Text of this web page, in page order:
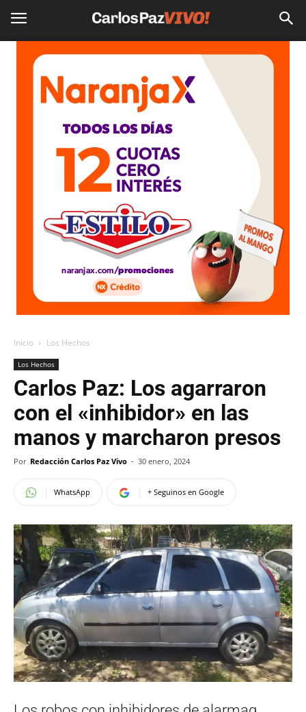
Inicio Los Hechos
Los Hechos
Carlos Paz: Los agarraron
con el «inhibidor» en las
manos y marcharon presos
Por Redacción Carlos Paz Vivo - 30 enero, 2024
WhatsApp + Seguinos en Google